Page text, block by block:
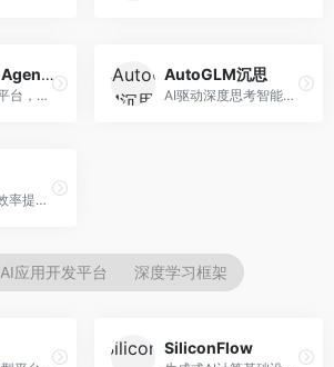
Wonder AI Agents
AI智能体开发平台，专注于低代码智能体创建。面向开发者，提供可视化开发、模板库、部署服务等功能，开发门槛低。
AutoGLM沉思
AI驱动深度思考智能体，专注于复杂推理任务。面向高级用户，提供深度分析、逻辑推理、决策支持等服务，推理能力强。
Powerdrill AI效率提升平台，专注于企业智能化。面向企业用户，提供智能体创建、流程自动化、数据分析等服务，企业效率提升显著。
AI应用开发平台 深度学习框架
SiliconFlow